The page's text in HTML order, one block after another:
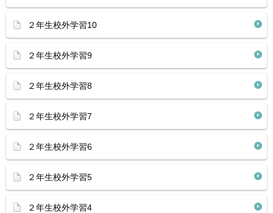
２年生校外学習10
２年生校外学習9
２年生校外学習8
２年生校外学習7
２年生校外学習6
２年生校外学習5
２年生校外学習4